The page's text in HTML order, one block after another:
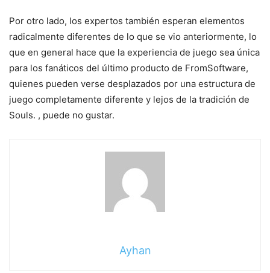
Por otro lado, los expertos también esperan elementos
radicalmente diferentes de lo que se vio anteriormente, lo
que en general hace que la experiencia de juego sea única
para los fanáticos del último producto de FromSoftware,
quienes pueden verse desplazados por una estructura de
juego completamente diferente y lejos de la tradición de
Souls. , puede no gustar.
Ayhan